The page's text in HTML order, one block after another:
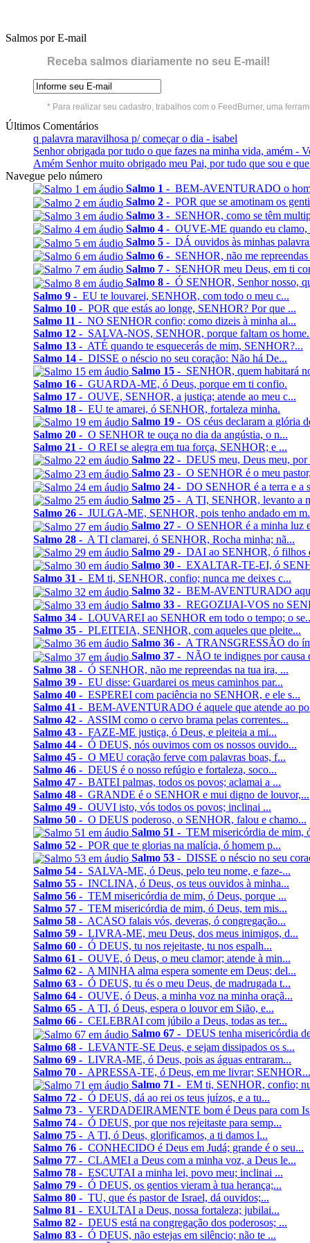
Salmos por E-mail
Receba salmos diariamente no seu E-mail!
* Para realizar seu cadastro, trabalhos com o FeedBurner, uma
Últimos Comentários
q palavra maravilhosa p/ começar o dia - isabel
Senhor obrigada por tudo o que fazes na minha vida, amém -
Amém Senhor muito obrigado meu Pai, por tudo que sou e
Navegue pelo número
Salmo 1 - BEM-AVENTURADO o
Salmo 2 - POR que se amotinam os
Salmo 3 - SENHOR, como se têm
Salmo 4 - OUVE-ME quando eu clamo,
Salmo 5 - DÁ ouvidos às minhas
Salmo 6 - SENHOR, não me
Salmo 7 - SENHOR meu Deus, em ti
Salmo 8 - Ó SENHOR, Senhor nosso,
Salmo 9 - EU te louvarei, SENHOR, com todo o meu c...
Salmo 10 - POR que estás ao longe, SENHOR? Por que ...
Salmo 11 - NO SENHOR confio; como dizeis à minha al...
Salmo 12 - SALVA-NOS, SENHOR, porque faltam os
Salmo 13 - ATÉ quando te esquecerás de mim, SENHOR?...
Salmo 14 - DISSE o néscio no seu coração: Não há De...
Salmo 15 - SENHOR, quem habitará
Salmo 16 - GUARDA-ME, ó Deus, porque em ti confio.
Salmo 17 - OUVE, SENHOR, a justiça; atende ao meu c...
Salmo 18 - EU te amarei, ó SENHOR, fortaleza minha.
Salmo 19 - OS céus declaram a glória
Salmo 20 - O SENHOR te ouça no dia da angústia, o n...
Salmo 21 - O REI se alegra em tua força, SENHOR; e ...
Salmo 22 - DEUS meu, Deus meu, por
Salmo 23 - O SENHOR é o meu
Salmo 24 - DO SENHOR é a terra e a
Salmo 25 - A TI, SENHOR, levanto a
Salmo 26 - JULGA-ME, SENHOR, pois tenho andado em
Salmo 27 - O SENHOR é a minha luz
Salmo 28 - A TI clamarei, ó SENHOR, Rocha minha; nã...
Salmo 29 - DAI ao SENHOR, ó filhos
Salmo 30 - EXALTAR-TE-EI, ó
Salmo 31 - EM ti, SENHOR, confio; nunca me deixes c...
Salmo 32 - BEM-AVENTURADO
Salmo 33 - REGOZIJAI-VOS no
Salmo 34 - LOUVAREI ao SENHOR em todo o tempo; o
Salmo 35 - PLEITEIA, SENHOR, com aqueles que pleite...
Salmo 36 - A TRANSGRESSÃO do
Salmo 37 - NÃO te indignes por causa
Salmo 38 - Ó SENHOR, não me repreendas na tua ira, ...
Salmo 39 - EU disse: Guardarei os meus caminhos par...
Salmo 40 - ESPEREI com paciência no SENHOR, e ele s...
Salmo 41 - BEM-AVENTURADO é aquele que atende ao
Salmo 42 - ASSIM como o cervo brama pelas correntes...
Salmo 43 - FAZE-ME justiça, ó Deus, e pleiteia a mi...
Salmo 44 - Ó DEUS, nós ouvimos com os nossos ouvido...
Salmo 45 - O MEU coração ferve com palavras boas, f...
Salmo 46 - DEUS é o nosso refúgio e fortaleza, soco...
Salmo 47 - BATEI palmas, todos os povos; aclamai a ...
Salmo 48 - GRANDE é o SENHOR e mui digno de louvor,...
Salmo 49 - OUVI isto, vós todos os povos; inclinai ...
Salmo 50 - O DEUS poderoso, o SENHOR, falou e chamo...
Salmo 51 - TEM misericórdia de mim,
Salmo 52 - POR que te glorias na malícia, ó homem p...
Salmo 53 - DISSE o néscio no seu
Salmo 54 - SALVA-ME, ó Deus, pelo teu nome, e faze-...
Salmo 55 - INCLINA, ó Deus, os teus ouvidos à minha...
Salmo 56 - TEM misericórdia de mim, ó Deus, porque ...
Salmo 57 - TEM misericórdia de mim, ó Deus, tem mis...
Salmo 58 - ACASO falais vós, deveras, ó congregação...
Salmo 59 - LIVRA-ME, meu Deus, dos meus inimigos, d...
Salmo 60 - Ó DEUS, tu nos rejeitaste, tu nos espalh...
Salmo 61 - OUVE, ó Deus, o meu clamor; atende à min...
Salmo 62 - A MINHA alma espera somente em Deus; del...
Salmo 63 - Ó DEUS, tu és o meu Deus, de madrugada t...
Salmo 64 - OUVE, ó Deus, a minha voz na minha oraçã...
Salmo 65 - A TI, ó Deus, espera o louvor em Sião, e...
Salmo 66 - CELEBRAI com júbilo a Deus, todas as ter...
Salmo 67 - DEUS tenha misericórdia
Salmo 68 - LEVANTE-SE Deus, e sejam dissipados os s...
Salmo 69 - LIVRA-ME, ó Deus, pois as águas entraram...
Salmo 70 - APRESSA-TE, ó Deus, em me livrar; SENHOR...
Salmo 71 - EM ti, SENHOR, confio;
Salmo 72 - Ó DEUS, dá ao rei os teus juízos, e a tu...
Salmo 73 - VERDADEIRAMENTE bom é Deus para com
Salmo 74 - Ó DEUS, por que nos rejeitaste para semp...
Salmo 75 - A TI, ó Deus, glorificamos, a ti damos l...
Salmo 76 - CONHECIDO é Deus em Judá; grande é o seu...
Salmo 77 - CLAMEI a Deus com a minha voz, a Deus le...
Salmo 78 - ESCUTAI a minha lei, povo meu; inclinai ...
Salmo 79 - Ó DEUS, os gentios vieram à tua herança;...
Salmo 80 - TU, que és pastor de Israel, dá ouvidos;...
Salmo 81 - EXULTAI a Deus, nossa fortaleza; jubilai...
Salmo 82 - DEUS está na congregação dos poderosos; ...
Salmo 83 - Ó DEUS, não estejas em silêncio; não te ...